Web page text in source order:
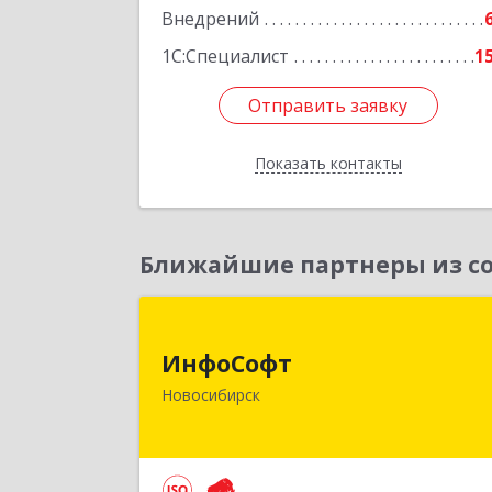
Внедрений
1С:Специалист
Отправить заявку
Показать контакты
Отправить заявку
Назад
Ближайшие партнеры из
ИнфоСофт
Новосибирск
630091, Новосибирская обл,
Новосибирск г, Крылова ул, дом № 31